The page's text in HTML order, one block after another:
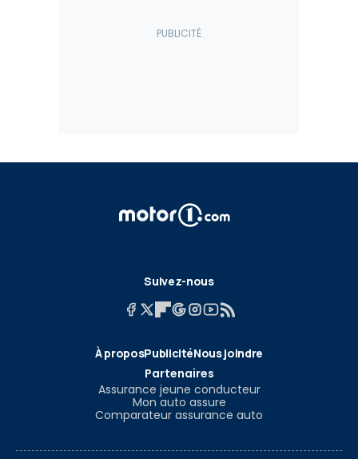
Suivez-nous
À proposPublicitéNous joindre
Partenaires
Assurance jeune conducteur
Mon auto assure
Comparateur assurance auto